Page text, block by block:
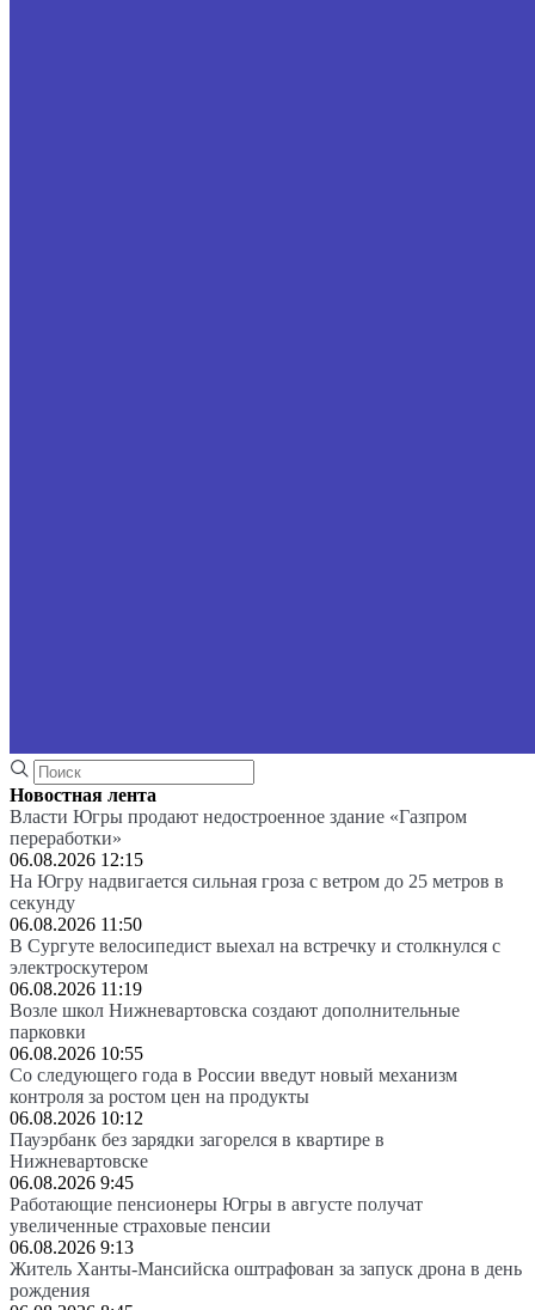
Новостная лента
Власти Югры продают недостроенное здание «Газпром
переработки»
06.08.2026 12:15
На Югру надвигается сильная гроза с ветром до 25 метров в
секунду
06.08.2026 11:50
В Сургуте велосипедист выехал на встречку и столкнулся с
электроскутером
06.08.2026 11:19
Возле школ Нижневартовска создают дополнительные
парковки
06.08.2026 10:55
Со следующего года в России введут новый механизм
контроля за ростом цен на продукты
06.08.2026 10:12
Пауэрбанк без зарядки загорелся в квартире в
Нижневартовске
06.08.2026 9:45
Работающие пенсионеры Югры в августе получат
увеличенные страховые пенсии
06.08.2026 9:13
Житель Ханты-Мансийска оштрафован за запуск дрона в день
рождения